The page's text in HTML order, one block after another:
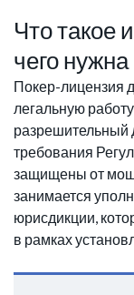
Что такое
чего нужна
Покер-лицензия
легальную
разрешительный
требования
защищены от
занимается
юрисдикции,
в рамках